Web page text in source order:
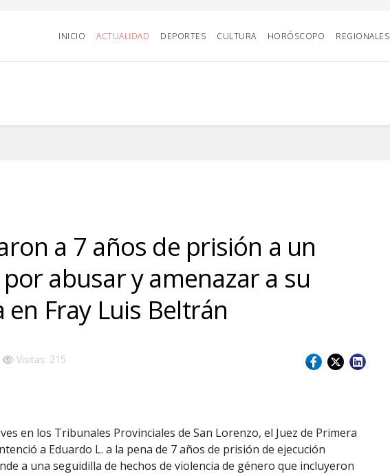
INICIO ACTUALIDAD DEPORTES CULTURA HORÓSCOPO REGIONALES
a 7 años de prisión a un
abusar y amenazar a su
en Fray Luis Beltrán
Visitas: 215
en los Tribunales Provinciales de San Lorenzo, el Juez de Primera
a Eduardo L. a la pena de 7 años de prisión de ejecución
a una seguidilla de hechos de violencia de género que incluyeron